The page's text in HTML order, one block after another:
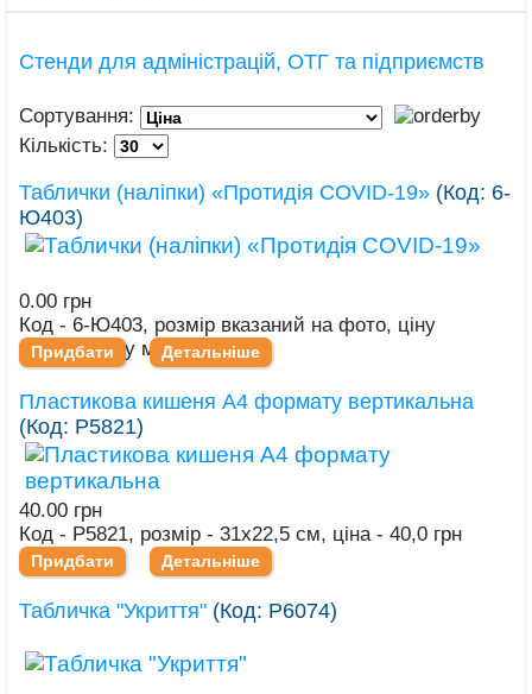
Стенди для адміністрацій, ОТГ та підприємств
Сортування:
Кількість:
Таблички (наліпки) «Протидія COVID-19» (Код: 6-
Ю403)
0.00 грн
Код - 6-Ю403, розмір вказаний на фото, ціну
уточнюйте у менеджера
Придбати Детальніше
Пластикова кишеня А4 формату вертикальна
(Код: Р5821)
40.00 грн
Код - Р5821, розмір - 31х22,5 см, ціна - 40,0 грн
Придбати Детальніше
Табличка "Укриття" (Код: Р6074)